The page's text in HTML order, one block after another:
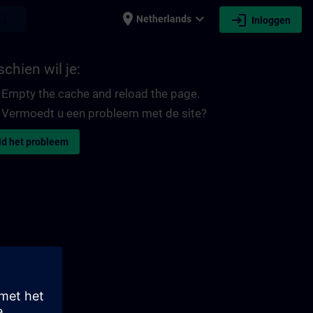
place Netherlands expand_more login Inloggen
wil je:
Empty the cache and reload the page.
Vermoedt u een probleem met de site?
het probleem